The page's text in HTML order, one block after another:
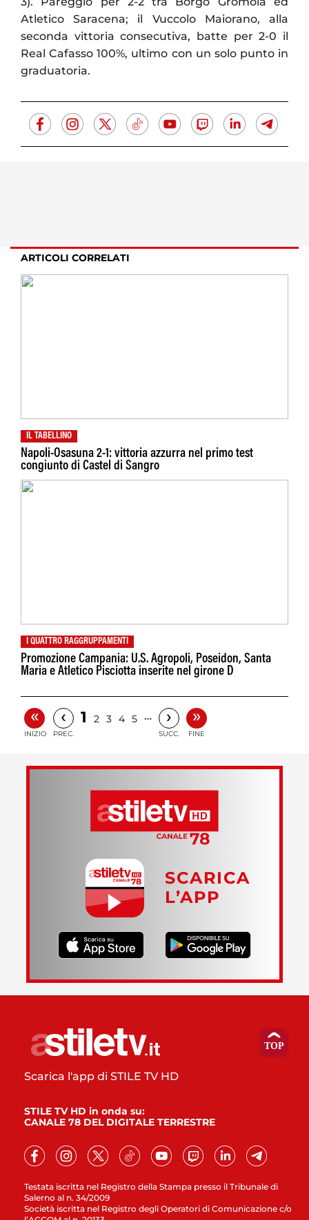
Atletico Saracena; il Vuccolo Maiorano, alla
seconda vittoria consecutiva, batte per 2-0 il
Real Cafasso 100%, ultimo con un solo punto in
graduatoria.
ARTICOLI CORRELATI
IL TABELLINO
Napoli-Osasuna 2-1: vittoria azzurra nel primo test
congiunto di Castel di Sangro
I QUATTRO RAGGRUPPAMENTI
Promozione Campania: U.S. Agropoli, Poseidon, Santa
Maria e Atletico Pisciotta inserite nel girone D
«
INIZIO
‹
PREC.
1 2 3 4 5 … ›
SUCC.
»
FINE
SCARICA
L’APP
Testata iscritta nel Registro della Stampa presso il Tribunale di
Salerno al n. 34/2009
Società iscritta nel Registro degli Operatori di Comunicazione c/o
Scarica l'app di STILE TV HD
STILE TV HD in onda su:
CANALE 78 DEL DIGITALE TERRESTRE